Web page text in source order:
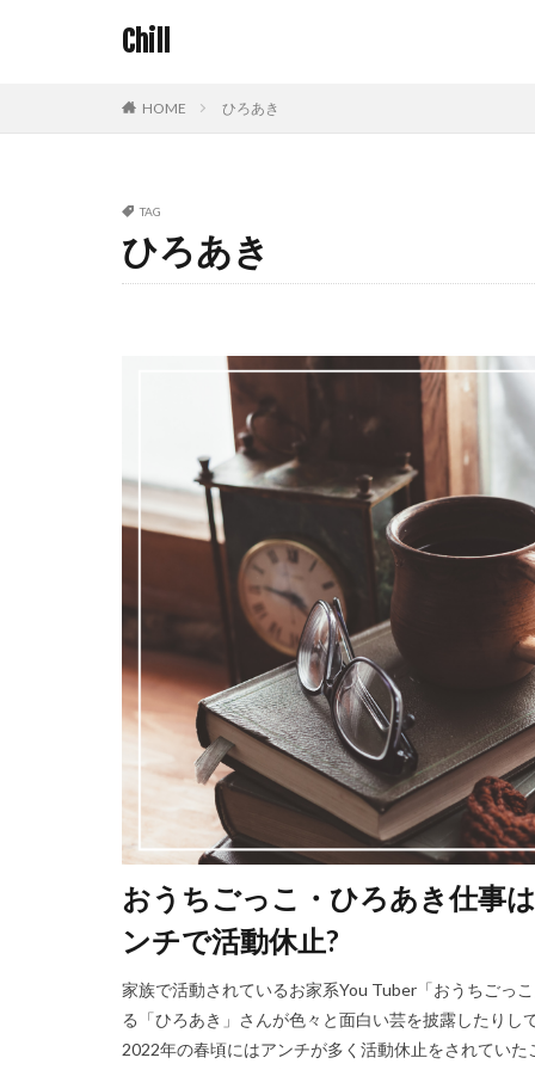
Chill
HOME ひろあき
TAG
ひろあき
おうちごっこ・ひろあき仕事
ンチで活動休止?
家族で活動されているお家系You Tuber「おうちごっ
る「ひろあき」さんが色々と面白い芸を披露したり
2022年の春頃にはアンチが多く活動休止をされてい